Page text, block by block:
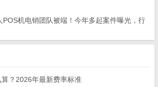
POS机电销团队被端！今年多起案件曝光，行
？2026年最新费率标准